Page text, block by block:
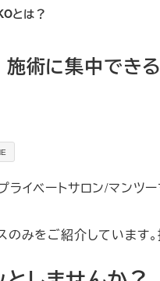
とは？
術に集中でき
イベートサロン/マンツー
みをご紹介しています